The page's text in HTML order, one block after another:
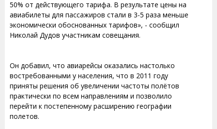
50% от действующего тарифа. В результате цены на
авиабилеты для пассажиров стали в 3-5 раза меньше
экономически обоснованных тарифов», - сообщил
Николай Дудов участникам совещания.
Он добавил, что авиарейсы оказались настолько
востребованными у населения, что в 2011 году
приняты решения об увеличении частоты полётов
практически по всем направлениям и позволило
перейти к постепенному расширению географии
полетов.